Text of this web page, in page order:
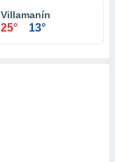
Villamanín
25° 13°